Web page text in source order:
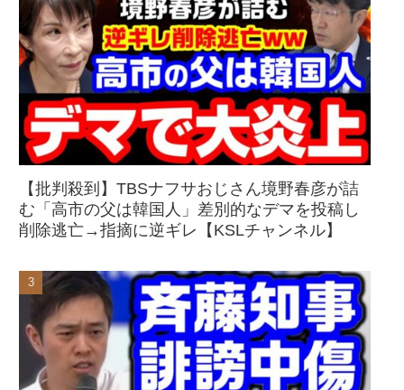
【批判殺到】TBSナフサおじさん境野春彦が詰
む「高市の父は韓国人」差別的なデマを投稿し
削除逃亡→指摘に逆ギレ【KSLチャンネル】